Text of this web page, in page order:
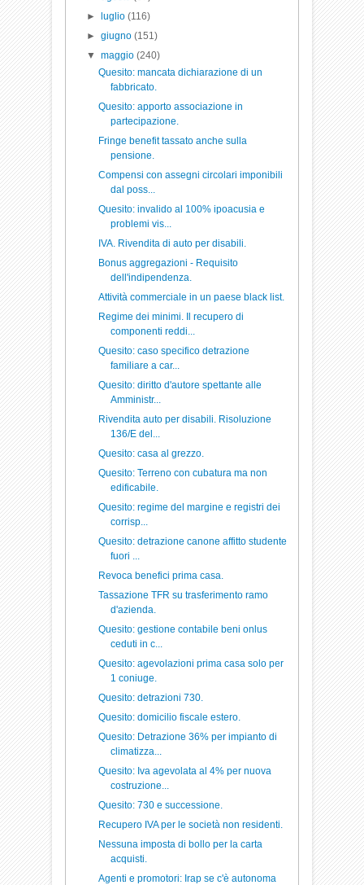
►
luglio (116)
► giugno (151)
▼ maggio (240)
Quesito: mancata dichiarazione di un
fabbricato.
Quesito: apporto associazione in
partecipazione.
Fringe benefit tassato anche sulla
pensione.
Compensi con assegni circolari imponibili
dal poss...
Quesito: invalido al 100% ipoacusia e
problemi vis...
IVA. Rivendita di auto per disabili.
Bonus aggregazioni - Requisito
dell'indipendenza.
Attività commerciale in un paese black list.
Regime dei minimi. Il recupero di
componenti reddi...
Quesito: caso specifico detrazione
familiare a car...
Quesito: diritto d'autore spettante alle
Amministr...
Rivendita auto per disabili. Risoluzione
136/E del...
Quesito: casa al grezzo.
Quesito: Terreno con cubatura ma non
edificabile.
Quesito: regime del margine e registri dei
corrisp...
Quesito: detrazione canone affitto studente
fuori ...
Revoca benefici prima casa.
Tassazione TFR su trasferimento ramo
d'azienda.
Quesito: gestione contabile beni onlus
ceduti in c...
Quesito: agevolazioni prima casa solo per
1 coniuge.
Quesito: detrazioni 730.
Quesito: domicilio fiscale estero.
Quesito: Detrazione 36% per impianto di
climatizza...
Quesito: Iva agevolata al 4% per nuova
costruzione...
Quesito: 730 e successione.
Recupero IVA per le società non residenti.
Nessuna imposta di bollo per la carta
acquisti.
Agenti e promotori: Irap se c'è autonoma